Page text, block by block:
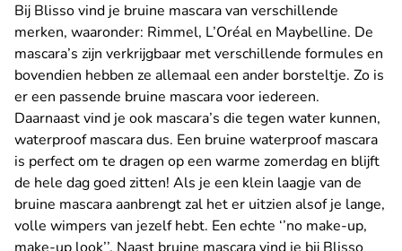
Bij Blisso vind je bruine mascara van verschillende
merken, waaronder: Rimmel, L’Oréal en Maybelline. De
mascara’s zijn verkrijgbaar met verschillende formules en
bovendien hebben ze allemaal een ander borsteltje. Zo is
er een passende bruine mascara voor iedereen.
Daarnaast vind je ook mascara’s die tegen water kunnen,
waterproof mascara dus. Een bruine waterproof mascara
is perfect om te dragen op een warme zomerdag en blijft
de hele dag goed zitten! Als je een klein laagje van de
bruine mascara aanbrengt zal het er uitzien alsof je lange,
volle wimpers van jezelf hebt. Een echte ‘’no make-up,